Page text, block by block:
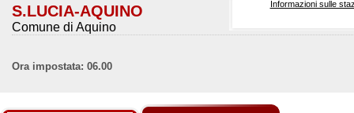
S.LUCIA-AQUINO
Comune di Aquino
Informazioni sulle
Ora impostata: 06.00